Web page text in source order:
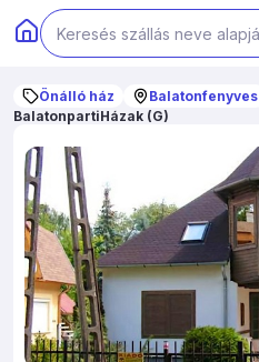
Önálló ház
Balatonfenyves
BalatonpartiHázak (G)